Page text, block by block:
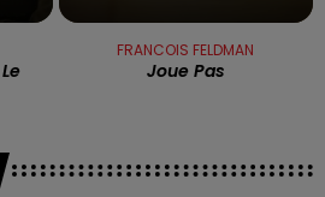
FRANCOIS FELDMAN
Joue Pas